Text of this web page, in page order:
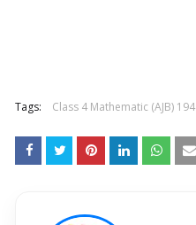
Tags: Class 4 Mathematic (AJB) 194